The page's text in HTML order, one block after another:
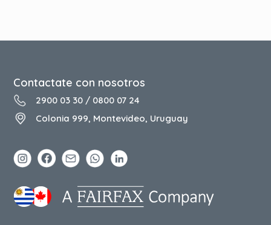
Contactate con nosotros
2900 03 30 / 0800 07 24
Colonia 999, Montevideo, Uruguay